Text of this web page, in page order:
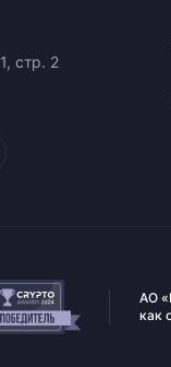
стр. 2
АО
как